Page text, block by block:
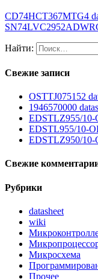
CD74HCT367MTG4
Найти:
Свежие записи
OSTTJ075152
1946570000
EDSTLZ955/10-
EDSTL955/10-
EDSTLZ950/10-
Свежие
Рубрики
datasheet
wiki
Микросхема
Прочее